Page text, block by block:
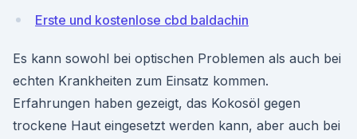
Erste und kostenlose cbd baldachin
Es kann sowohl bei optischen Problemen als auch bei
echten Krankheiten zum Einsatz kommen.
Erfahrungen haben gezeigt, das Kokosöl gegen
trockene Haut eingesetzt werden kann, aber auch bei